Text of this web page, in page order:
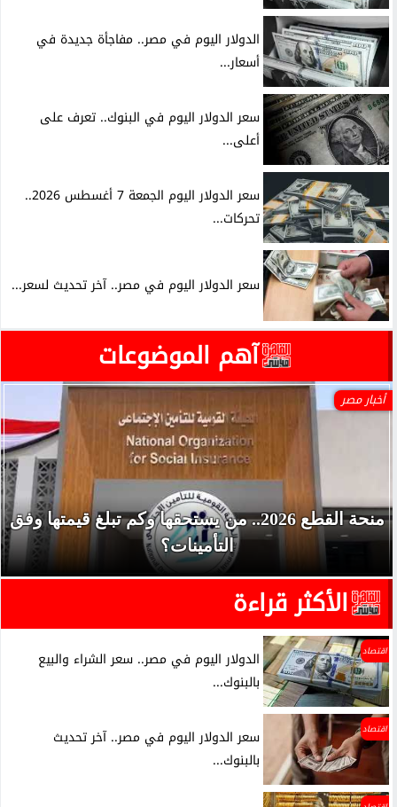
الدولار اليوم في مصر.. مفاجأة جديدة في
أسعار...
سعر الدولار اليوم في البنوك.. تعرف على
أعلى...
سعر الدولار اليوم الجمعة 7 أغسطس 2026..
تحركات...
سعر الدولار اليوم في مصر.. آخر تحديث لسعر...
آهم الموضوعات
أخبار مصر
منحة القطع 2026.. من يستحقها وكم تبلغ قيمتها وفق
التأمينات؟
الأكثر قراءة
اقتصاد
الدولار اليوم في مصر.. سعر الشراء والبيع
بالبنوك...
اقتصاد
سعر الدولار اليوم في مصر.. آخر تحديث
بالبنوك...